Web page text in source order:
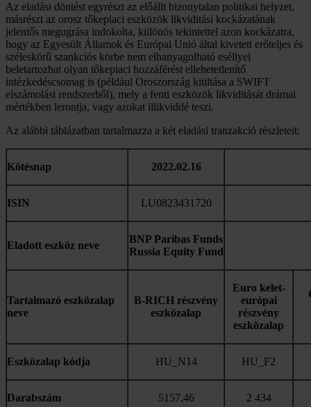
Az eladási döntést egyrészt az előállt bizonytalan politikai helyzet,
másrészt az orosz tőkepiaci eszközök likviditási kockázatának
jelentős megugrása indokolta, különös tekintettel azon kockázatra,
hogy az Egyesült Államok és Európai Unió által kivetett erőteljes és
széleskörű szankciós körbe nem elhanyagolható eséllyel
beletartozhat olyan tőkepiaci hozzáférést ellehetetlenítő
intézkedéscsomag is (például Oroszország kitiltása a SWIFT
elszámolási rendszerből), mely a fenti eszközök likviditását drámai
mértékben lerontja, vagy azokat illikviddé teszi.
Az alábbi táblázatban tartalmazza a két eladási tranzakció részleteit:
Kötésnap 2022.02.16
ISIN LU0823431720
Eladott eszköz neve
BNP Paribas Funds
Russia Equity Fund
Tartalmazó eszközalap
neve
B-RICH részvény
eszközalap
Euro kelet-
európai
részvény
eszközalap
Eszközalap kódja HU_N14 HU_F2
Darabszám 5157,46 2 434